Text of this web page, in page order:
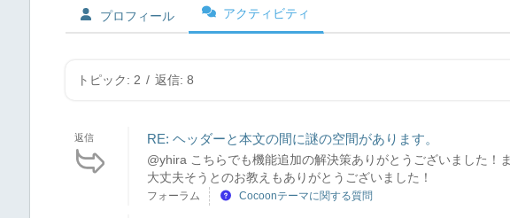
プロフィール アクティビティ
トピック: 2 / 返信: 8
返信 RE: ヘッダーと本文の間に謎の空間があります。
@yhira こちらでも機能追加の解決策ありがとうございました！
大丈夫そうとのお教えもありがとうございました！
フォーラム Cocoonテーマに関する質問